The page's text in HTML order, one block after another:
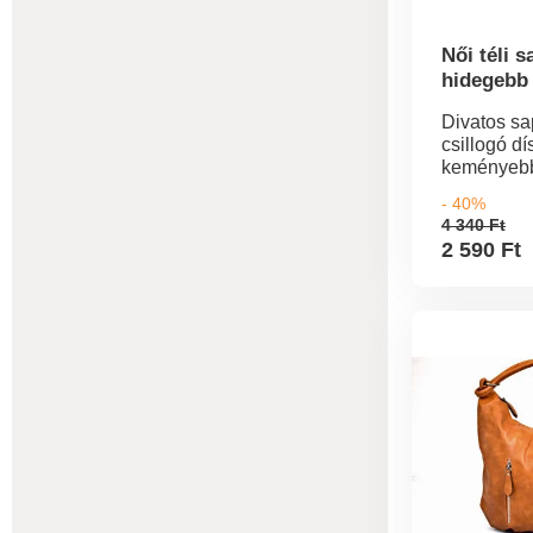
Női téli
hidegebb
Divatos
csillogó
- 40%
4 340 Ft
2 590 Ft